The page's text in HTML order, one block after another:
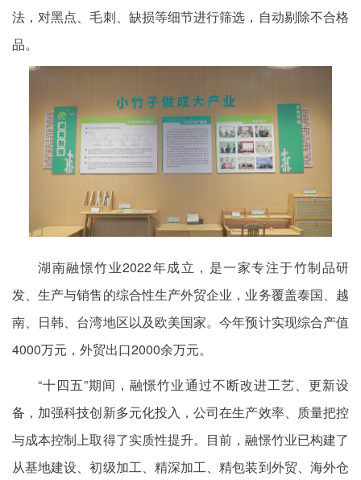
法，对黑点、毛刺、缺损等细节进行筛选，自动剔除不合格
品。
湖南融憬竹业2022年成立，是一家专注于竹制品研
发、生产与销售的综合性生产外贸企业，业务覆盖泰国、越
南、日韩、台湾地区以及欧美国家。今年预计实现综合产值
4000万元，外贸出口2000余万元。
“十四五”期间，融憬竹业通过不断改进工艺、更新设
备，加强科技创新多元化投入，公司在生产效率、质量把控
与成本控制上取得了实质性提升。目前，融憬竹业已构建了
从基地建设、初级加工、精深加工、精包装到外贸、海外仓